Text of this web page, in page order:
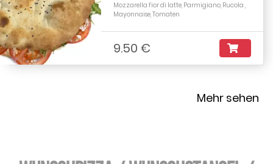
Mozzarella fior di latte, Parmigiano, Rucola ,
Mayonnaise, Tomaten
9.50 €
Mehr sehen